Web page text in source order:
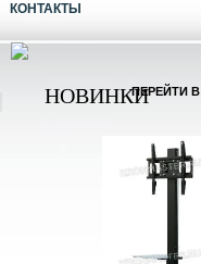
КОНТАКТЫ
ПЕРЕЙТИ
НОВИНКИ